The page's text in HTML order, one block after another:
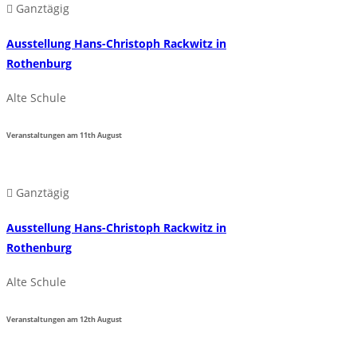
Ganztägig
Ausstellung Hans-Christoph Rackwitz in
Rothenburg
Alte Schule
Veranstaltungen am11thAugust
Ganztägig
Ausstellung Hans-Christoph Rackwitz in
Rothenburg
Alte Schule
Veranstaltungen am12thAugust